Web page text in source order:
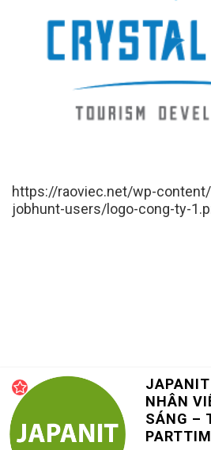
https://raoviec.net/wp-
jobhunt-users/logo-cong-ty-
JAPANIT
NHÂN
SÁNG –